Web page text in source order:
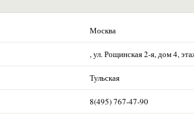
Москва
, ул. Рощинская 2-я, дом 4,
Тульская
8(495) 767-47-90